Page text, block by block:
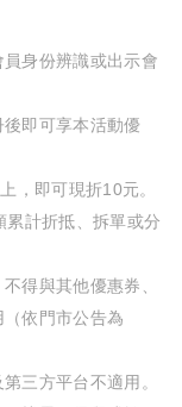
身份辨識或出示會
即可享本活動優
，即可現折10元。
計折抵、拆單或分
得與其他優惠券、
依門市公告為
三方平台不適用。